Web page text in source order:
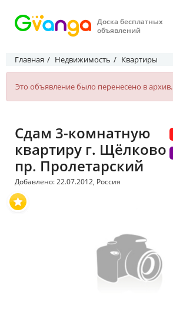
Доска бесплатных
объявлений
Главная Недвижимость Квартиры
Это объявление было перенесено в архив.
Сдам 3-комнатную
квартиру г. Щёлково
пр. Пролетарский
Добавлено: 22.07.2012, Россия